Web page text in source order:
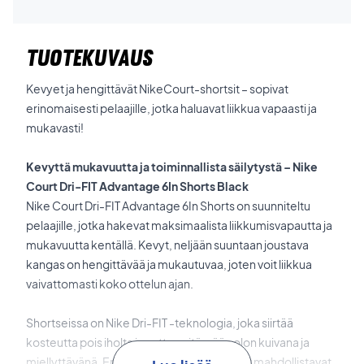
TUOTEKUVAUS
Kevyet ja hengittävät NikeCourt-shortsit – sopivat
erinomaisesti pelaajille, jotka haluavat liikkua vapaasti ja
mukavasti!
Kevyttä mukavuutta ja toiminnallista säilytystä – Nike
Court Dri-FIT Advantage 6In Shorts Black
Nike Court Dri-FIT Advantage 6In Shorts on suunniteltu
pelaajille, jotka hakevat maksimaalista liikkumisvapautta ja
mukavuutta kentällä. Kevyt, neljään suuntaan joustava
kangas on hengittävää ja mukautuvaa, joten voit liikkua
vaivattomasti koko ottelun ajan.
Shortseissa on Nike Dri-FIT -teknologia, joka siirtää
kosteutta pois iholta ja auttaa pitämään olon kuivana ja